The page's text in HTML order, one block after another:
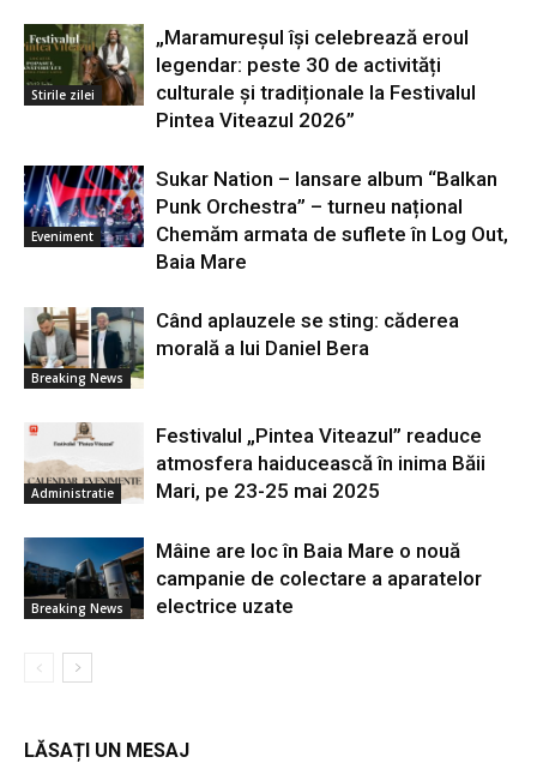
Stirile zilei
„Maramureșul își celebrează eroul
legendar: peste 30 de activități
culturale și tradiționale la Festivalul
Pintea Viteazul 2026”
Eveniment
Sukar Nation – lansare album “Balkan
Punk Orchestra” – turneu național
Chemăm armata de suflete în Log Out,
Baia Mare
Breaking News
Când aplauzele se sting: căderea
morală a lui Daniel Bera
Administratie
Festivalul „Pintea Viteazul” readuce
atmosfera haiducească în inima Băii
Mari, pe 23-25 mai 2025
Breaking News
Mâine are loc în Baia Mare o nouă
campanie de colectare a aparatelor
electrice uzate
LĂSAȚI UN MESAJ